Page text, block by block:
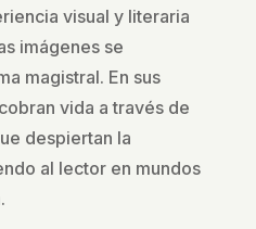
visual y literaria
imágenes se
magistral. En sus
vida a través de
despiertan la
al lector en mundos